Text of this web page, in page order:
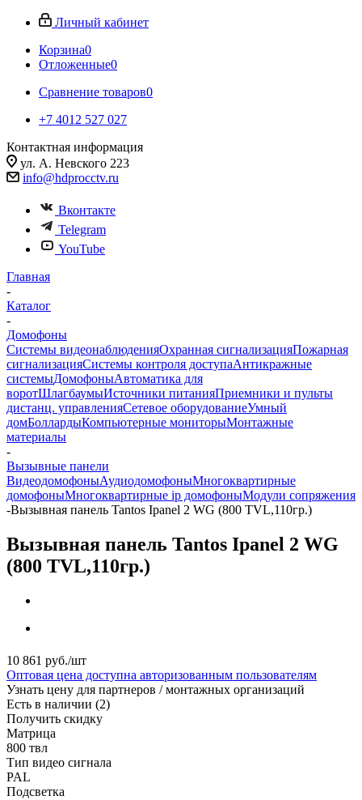
Личный кабинет
Корзина0
Отложенные0
Сравнение товаров0
+7 4012 527 027
Контактная информация
ул. А. Невского 223
info@hdprocctv.ru
Вконтакте
Telegram
YouTube
Главная
-
Каталог
-
Домофоны
Системы видеонаблюденияОхранная сигнализацияПожарная
сигнализацияСистемы контроля доступаАнтикражные
системыДомофоныАвтоматика для
воротШлагбаумыИсточники питанияПриемники и пульты
дистанц. управленияСетевое оборудованиеУмный
домБоллардыКомпьютерные мониторыМонтажные
материалы
-
Вызывные панели
ВидеодомофоныАудиодомофоныМногоквартирные
домофоныМногоквартирные ip домофоныМодули сопряжения
-Вызывная панель Tantos Ipanel 2 WG (800 TVL,110гр.)
Вызывная панель Tantos Ipanel 2 WG
(800 TVL,110гр.)
10 861 руб./шт
Оптовая цена доступна авторизованным пользователям
Узнать цену для партнеров / монтажных организаций
Есть в наличии (2)
Получить скидку
Матрица
800 твл
Тип видео сигнала
PAL
Подсветка